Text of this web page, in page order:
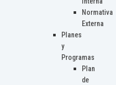
Normativa
Externa
Planes
y
Programas
Plan
de